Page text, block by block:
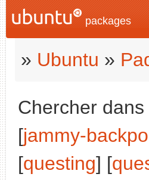
packages
» Ubuntu »
Chercher
[jammy-
[questing] [